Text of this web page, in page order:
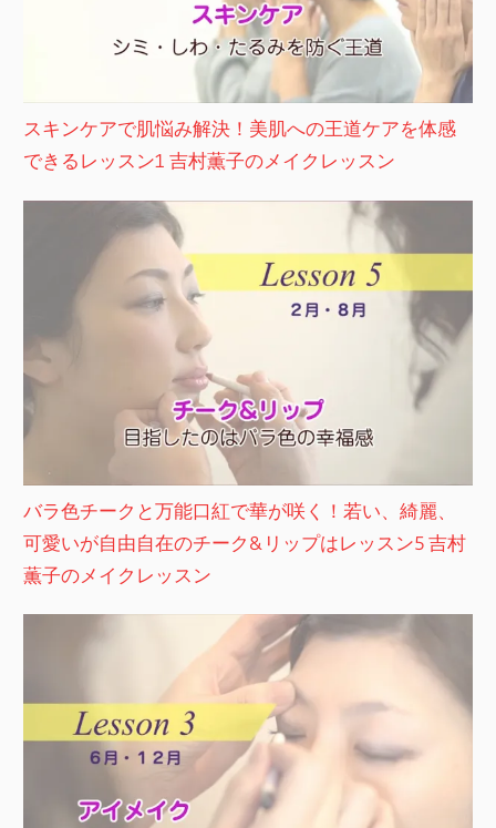
スキンケアで肌悩み解決！美肌への王道ケアを体感
できるレッスン1 吉村薫子のメイクレッスン
バラ色チークと万能口紅で華が咲く！若い、綺麗、
可愛いが自由自在のチーク&リップはレッスン5 吉村
薫子のメイクレッスン